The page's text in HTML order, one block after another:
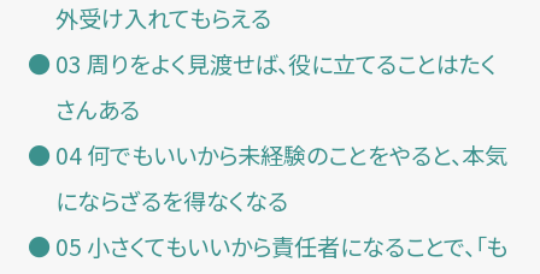
外受け入れてもらえる
03 周りをよく見渡せば、役に立てることはたく
さんある
04 何でもいいから未経験のことをやると、本気
にならざるを得なくなる
05 小さくてもいいから責任者になることで、「も